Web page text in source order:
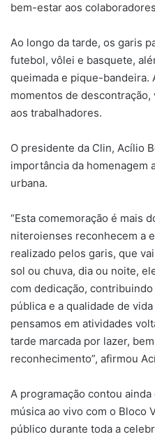
bem-estar aos
Ao longo da tarde, os garis
futebol, vôlei e basquete,
queimada e pique-
momentos de
aos trabalhadores.
O presidente da Clin, Acílio
importância da homenagem
urbana.
“Esta comemoração é mais
niteroienses reconhecem a
realizado pelos garis, que
sol ou chuva, dia ou noite,
com dedicação,
pública e a qualidade de
pensamos em atividades
tarde marcada por lazer,
reconhecimento”, afirmou
A programação contou
música ao vivo com o Bloco
público durante toda a